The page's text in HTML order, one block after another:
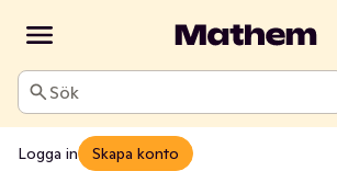
Sök
Logga in Skapa konto